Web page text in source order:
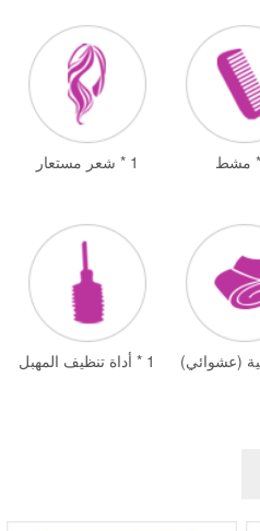
1 * شعر مستعار
1 * أداة تنظيف المهبل